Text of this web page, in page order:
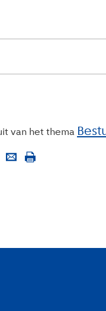
van het thema